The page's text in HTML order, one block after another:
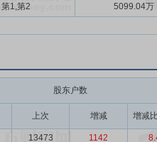
第1,第2 5099.04万
股东户数
上次 增减 增减
13473 1142